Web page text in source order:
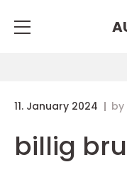
11. January 2024 by
billig